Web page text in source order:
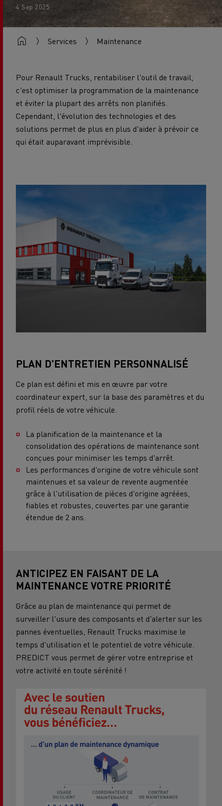
4 Sep 2025
Services Maintenance
Pour Renault Trucks, rentabiliser l'outil de travail,
c'est optimiser la programmation de la maintenance
et éviter la plupart des arrêts non planifiés.
Cependant, l'évolution des technologies et des
solutions permet de plus en plus d'aider à prévoir ce
qui était auparavant imprévisible.
PLAN D'ENTRETIEN PERSONNALISÉ
Ce plan est défini et mis en œuvre par votre
coordinateur expert, sur la base des paramètres et du
profil réels de votre véhicule.
La planification de la maintenance et la
consolidation des opérations de maintenance sont
conçues pour minimiser les temps d'arrêt.
Les performances d'origine de votre véhicule sont
maintenues et sa valeur de revente augmentée
grâce à l'utilisation de pièces d'origine agréées,
fiables et robustes, couvertes par une garantie
étendue de 2 ans.
ANTICIPEZ EN FAISANT DE LA
MAINTENANCE VOTRE PRIORITÉ
Grâce au plan de maintenance qui permet de
surveiller l'usure des composants et d'alerter sur les
pannes éventuelles, Renault Trucks maximise le
temps d'utilisation et le potentiel de votre véhicule.
PREDICT vous permet de gérer votre entreprise et
votre activité en toute sérénité !